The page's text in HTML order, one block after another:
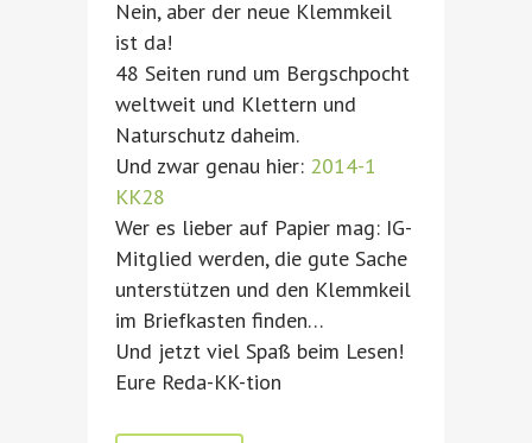
Nein, aber der neue Klemmkeil
ist da!
48 Seiten rund um Bergschpocht
weltweit und Klettern und
Naturschutz daheim.
Und zwar genau hier: 2014-1
KK28
Wer es lieber auf Papier mag: IG-
Mitglied werden, die gute Sache
unterstützen und den Klemmkeil
im Briefkasten finden…
Und jetzt viel Spaß beim Lesen!
Eure Reda-KK-tion